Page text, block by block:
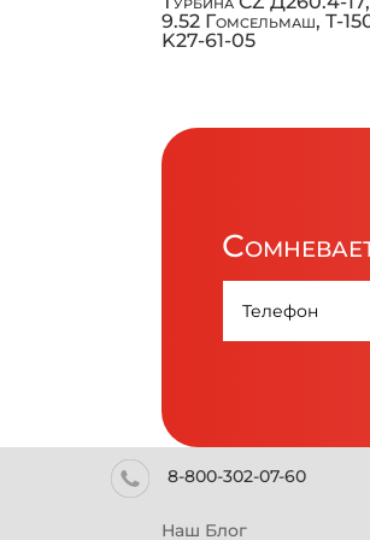
9.52 Гомсельмаш, Т-
K27-61-05
8-800-302-07-60
Наш Блог